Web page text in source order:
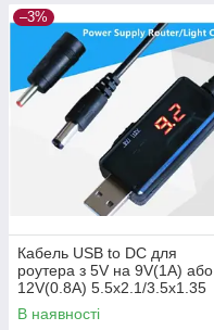
–3%
Кабель USB to DC для
роутера з 5V на 9V(1A) або
12V(0.8A) 5.5х2.1/3.5x1.35
mm з перемикачем
В наявності